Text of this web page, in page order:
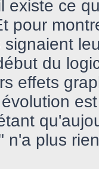
existe ce
pour
signaient
du
effets
n'a plus